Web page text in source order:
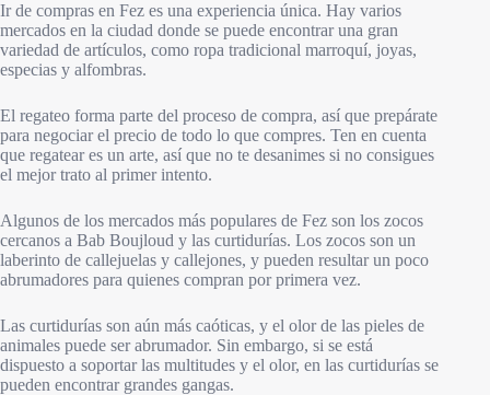
Ir de compras en Fez es una experiencia única. Hay varios
mercados en la ciudad donde se puede encontrar una gran
variedad de artículos, como ropa tradicional marroquí, joyas,
especias y alfombras.
El regateo forma parte del proceso de compra, así que prepárate
para negociar el precio de todo lo que compres. Ten en cuenta
que regatear es un arte, así que no te desanimes si no consigues
el mejor trato al primer intento.
Algunos de los mercados más populares de Fez son los zocos
cercanos a Bab Boujloud y las curtidurías. Los zocos son un
laberinto de callejuelas y callejones, y pueden resultar un poco
abrumadores para quienes compran por primera vez.
Las curtidurías son aún más caóticas, y el olor de las pieles de
animales puede ser abrumador. Sin embargo, si se está
dispuesto a soportar las multitudes y el olor, en las curtidurías se
pueden encontrar grandes gangas.